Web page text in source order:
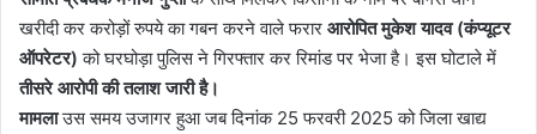
खरीदी कर करोड़ों रुपये का गबन करने वाले फरार आरोपित मुकेश यादव (कंप्यूटर
ऑपरेटर) को घरघोड़ा पुलिस ने गिरफ्तार कर रिमांड पर भेजा है। इस घोटाले में
तीसरे आरोपी की तलाश जारी है।
मामलाउस समय उजागर हुआ जब दिनांक 25 फरवरी 2025 को जिला खाद्य